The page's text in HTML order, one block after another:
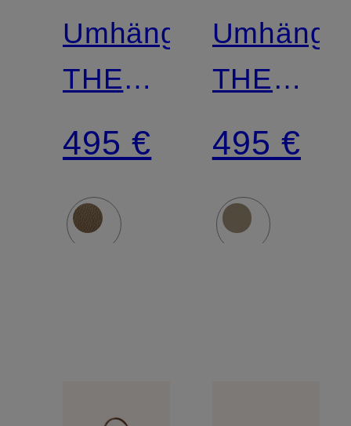
Umhängetasche
THE
VANCOUVER
495 €
THE
SIENA
495 €